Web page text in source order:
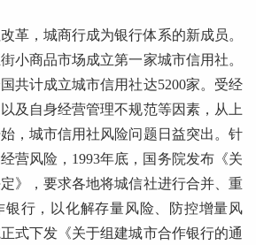
革，城商行成为银行体系的新成员。
小商品市场成立第一家城市信用社。
共计成立城市信用社达5200家。受经
及自身经营管理不规范等因素，从上
，城市信用社风险问题日益突出。针
营风险，1993年底，国务院发布《关
》，要求各地将城信社进行合并、重
银行，以化解存量风险、防控增量风
式下发《关于组建城市合作银行的通